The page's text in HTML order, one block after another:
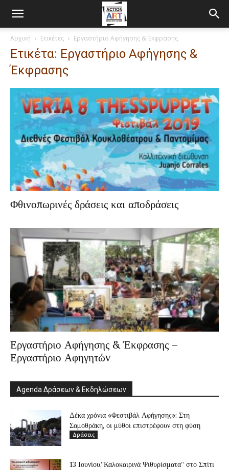
Αρχική Ετικέτες Εργαστήριο Αφήγησης & Έκφρασης
Ετικέτα: Εργαστήριο Αφήγησης &
Έκφρασης
Φθινοπωρινές δράσεις και αποδράσεις
Εργαστήριο Αφήγησης & Έκφρασης –
Εργαστήριο Αφηγητώv
Agenda Δράσεων & Εκδηλώσεων
Δέκα χρόνια «Φεστιβάλ Αφήγησης»: Στη
Σαμοθράκη, οι μύθοι επιστρέφουν στη φύση
Δράσεις
13 Ιουνίου,”Καλοκαιρινά Ψιθυρίσματα” στο Σπίτι